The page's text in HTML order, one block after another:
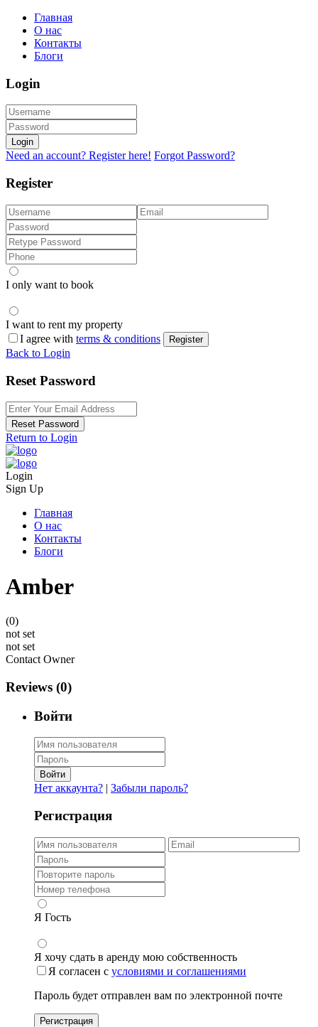
Главная
О нас
Контакты
Блоги
Login
Login
Need an account? Register here! Forgot Password?
Register
I only want to book
I want to rent my property
I agree with terms & conditions Register
Back to Login
Reset Password
Reset Password
Return to Login
Login
Sign Up
Главная
О нас
Контакты
Блоги
Amber
(0)
not set
not set
Contact Owner
Reviews (0)
Войти
Войти
Нет аккаунта? | Забыли пароль?
Регистрация
Я Гость
Я хочу сдать в аренду мою собственность
Я согласен с условиями и соглашениями
Пароль будет отправлен вам по электронной почте
Регистрация